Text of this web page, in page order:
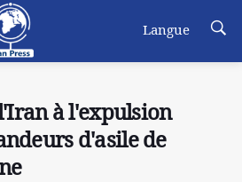
Langue
à l'expulsion
d'asile de